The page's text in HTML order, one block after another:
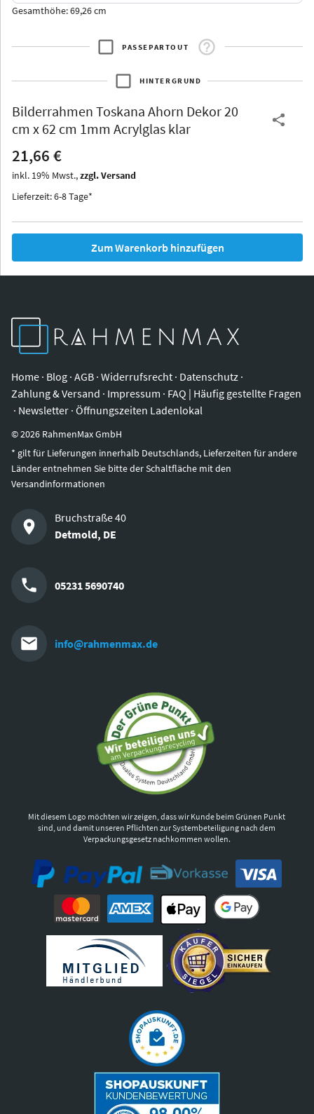
Thurgau
Iowa
Gesamthöhe: 69,26 cm
PASSEPARTOUT
HINTERGRUND
Bilderrahmen Toskana Ahorn Dekor 20
cm x 62 cm 1mm Acrylglas klar
21,66 €
inkl. 19% Mwst.,zzgl. Versand
Lieferzeit: 6-8 Tage*
Zum Warenkorb hinzufügen
Home · Blog · AGB · Widerrufsrecht · Datenschutz ·
Zahlung & Versand · Impressum · FAQ | Häufig gestellte Fragen
· Newsletter · Öffnungszeiten Ladenlokal
©2026 RahmenMax GmbH
* gilt für Lieferungen innerhalb Deutschlands, Lieferzeiten für andere
Länder entnehmen Sie bitte der Schaltfläche mit den
Versandinformationen
Bruchstraße 40
Detmold, DE
05231 5690740
info@rahmenmax.de
Mit diesem Logo möchten wir zeigen, dass wir Kunde beim Grünen Punkt
sind, und damit unseren Pflichten zur Systembeteiligung nach dem
Verpackungsgesetz nachkommen wollen.